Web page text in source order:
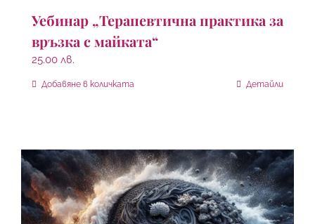
Уебинар „Терапевтична практика за
връзка с майката“
25.00 лв.
Добавяне в количката Детайли